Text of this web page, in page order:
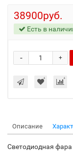
38900руб.
Есть в
+
-
Описание
Светодиодная